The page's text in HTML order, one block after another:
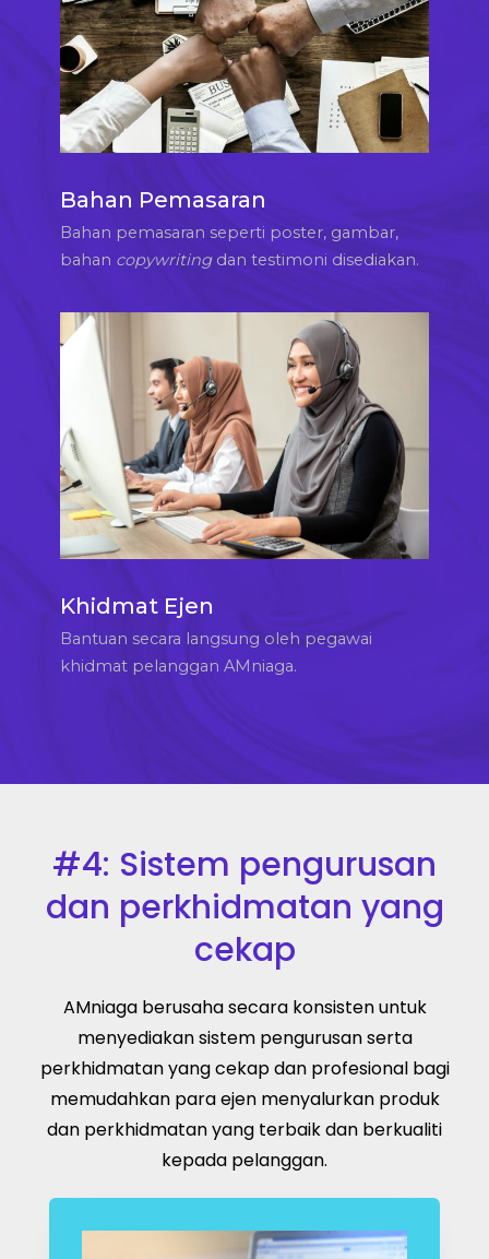
Bahan Pemasaran
Bahan pemasaran seperti poster, gambar,
bahan copywritingdan testimoni disediakan.
Khidmat Ejen
Bantuan secara langsung oleh pegawai
khidmat pelanggan AMniaga.
#4: Sistem pengurusan
dan perkhidmatan yang
cekap
AMniaga berusaha secara konsisten untuk
menyediakan sistem pengurusan serta
perkhidmatan yang cekap dan profesional bagi
memudahkan para ejen menyalurkan produk
dan perkhidmatan yang terbaik dan berkualiti
kepada pelanggan.